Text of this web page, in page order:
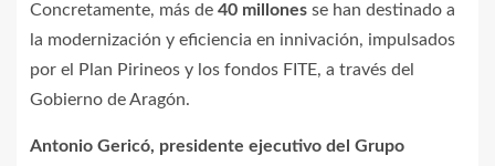
Concretamente, más de 40 millones se han destinado a
la modernización y eficiencia en innivación, impulsados
por el Plan Pirineos y los fondos FITE, a través del
Gobierno de Aragón.
Antonio Gericó, presidente ejecutivo del Grupo